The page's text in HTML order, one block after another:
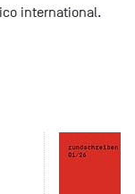
international.